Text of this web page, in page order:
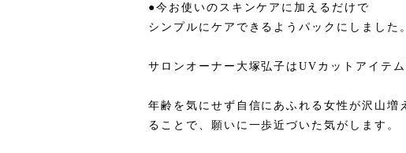
●今お使いのスキンケアに加えるだけで
シンプルにケアできるようパックにしました。
サロンオーナー大塚弘子はUVカットアイテ
年齢を気にせず自信にあふれる女性が沢山
ることで、願いに一歩近づいた気がします。